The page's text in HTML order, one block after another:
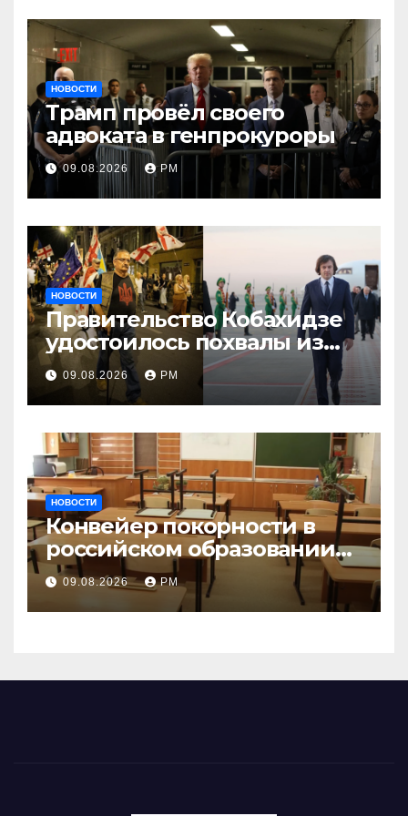
НОВОСТИ
Трамп провёл своего
адвоката в генпрокуроры
09.08.2026 РМ
НОВОСТИ
Правительство Кобахидзе
удостоилось похвалы из
Москвы
09.08.2026 РМ
НОВОСТИ
Конвейер покорности в
российском образовании
наталкивается на
сопротивление
09.08.2026 РМ